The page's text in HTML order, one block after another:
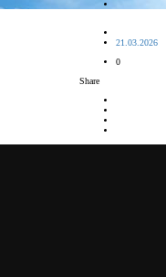
21.03.2026
0
Share